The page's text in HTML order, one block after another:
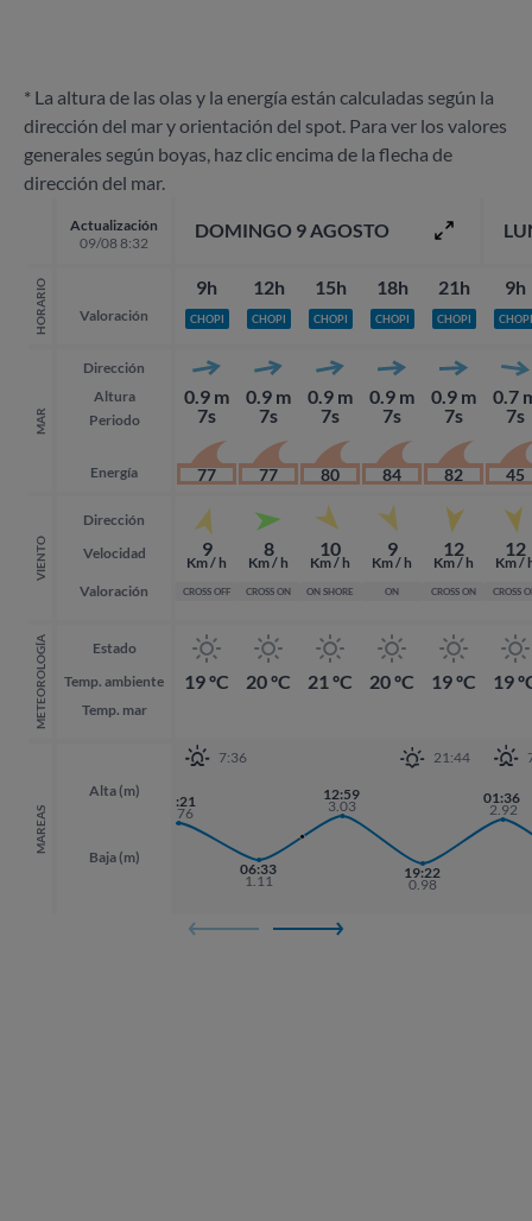
* La altura de las olas y la energía están calculadas según la
dirección del mar y orientación del spot. Para ver los valores
generales según boyas, haz clic encima de la flecha de
dirección del mar.
Actualización
09/08 8:32
HORARIO Valoración
MAR
Dirección
Altura
Periodo
Energía
VIENTO
Dirección
Velocidad
Valoración
METEOROLOGÍA
Estado
Temp. ambiente
Temp. mar
MAREAS
Alta (m)
Baja (m)
DOMINGO 9 AGOSTO
9h
CHOPI
0.9 m
7s
77
9
Km / h
CROSS OFF
19 ºC
12h
CHOPI
0.9 m
7s
77
8
Km / h
CROSS ON
20 ºC
15h
CHOPI
0.9 m
7s
80
10
Km / h
ON SHORE
21 ºC
18h
CHOPI
0.9 m
7s
84
9
Km / h
ON
20 ºC
21h
CHOPI
0.9 m
7s
82
12
Km / h
CROSS ON
19 ºC
7:36 21:44
18:07
00:21
2.76
06:33
1.11
12:59
3.03
19:22
0.98
01:36
2.92
9h
CHOPI
0.7
7s
45
12
Km /
CROSS
19
19:22
0.98
01:36
2.92